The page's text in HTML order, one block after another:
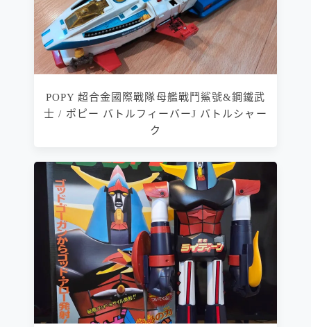
POPY 超合金國際戰隊母艦戰鬥鯊號&鋼鐵武
士 / ポピー バトルフィーバーJ バトルシャー
ク